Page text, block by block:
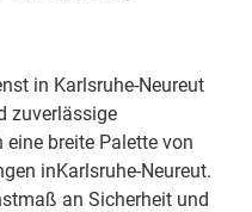
in Karlsruhe-Neureut
zuverlässige
breite Palette von
inKarlsruhe-Neureut.
an Sicherheit und